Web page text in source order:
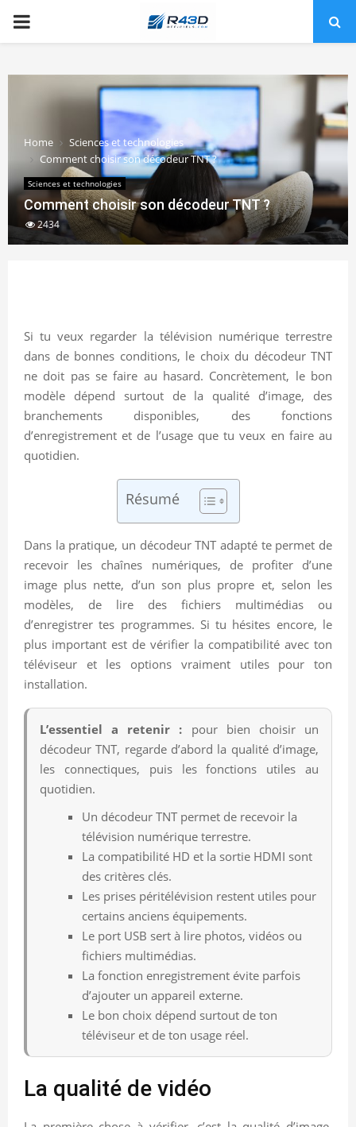
PRIMARY
Home
Sciences et technologies
Comment choisir son décodeur TNT ?
Sciences et technologies
Comment choisir son décodeur TNT ?
2434
Si tu veux regarder la télévision numérique terrestre
dans de bonnes conditions, le choix du décodeur TNT
ne doit pas se faire au hasard. Concrètement, le bon
modèle dépend surtout de la qualité d’image, des
branchements disponibles, des fonctions
d’enregistrement et de l’usage que tu veux en faire au
quotidien.
Résumé
Dans la pratique, un décodeur TNT adapté te permet de
recevoir les chaînes numériques, de profiter d’une
image plus nette, d’un son plus propre et, selon les
modèles, de lire des fichiers multimédias ou
d’enregistrer tes programmes. Si tu hésites encore, le
plus important est de vérifier la compatibilité avec ton
téléviseur et les options vraiment utiles pour ton
installation.
L’essentiel a retenir : pour bien choisir un
décodeur TNT, regarde d’abord la qualité d’image,
les connectiques, puis les fonctions utiles au
quotidien.
Un décodeur TNT permet de recevoir la
télévision numérique terrestre.
La compatibilité HD et la sortie HDMI sont
des critères clés.
Les prises péritélévision restent utiles pour
certains anciens équipements.
Le port USB sert à lire photos, vidéos ou
fichiers multimédias.
La fonction enregistrement évite parfois
d’ajouter un appareil externe.
Le bon choix dépend surtout de ton
téléviseur et de ton usage réel.
La qualité de vidéo